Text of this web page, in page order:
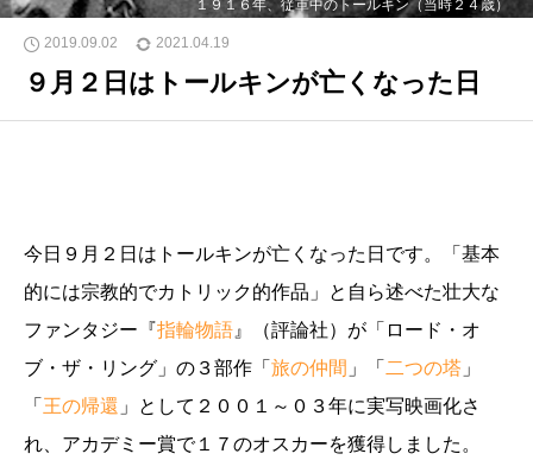
１９１６年、従軍中のトールキン（当時２４歳）
2019.09.02 2021.04.19
９月２日はトールキンが亡くなった日
今日９月２日はトールキンが亡くなった日です。「基本
的には宗教的でカトリック的作品」と自ら述べた壮大な
ファンタジー『指輪物語 』（評論社）が「ロード・オ
ブ・ザ・リング」の３部作「 旅の仲間 」「 二つの塔 」
「 王の帰還 」として２００１～０３年に実写映画化さ
れ、アカデミー賞で１７のオスカーを獲得しました。